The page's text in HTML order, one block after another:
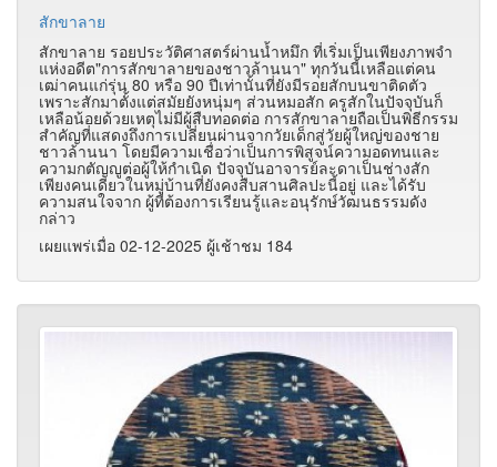
สักขาลาย
สักขาลาย รอยประวัติศาสตร์ผ่านน้ำหมึก ที่เริ่มเป็นเพียงภาพจำ
แห่งอดีต​"การสักขาลายของชาวล้านนา" ทุกวันนี้เหลือแต่คน
เฒ่าคนแก่รุ่น 80 หรือ 90 ปีเท่านั้นที่ยังมีรอยสักบนขาติดตัว
เพราะสักมาตั้งแต่สมัยยังหนุ่มๆ ส่วนหมอสัก ครูสักในปัจจุบันก็
เหลือน้อยด้วยเหตุไม่มีผู้สืบทอดต่อ​ การสักขาลายถือเป็นพิธีกรรม
สำคัญที่แสดงถึงการเปลี่ยนผ่านจากวัยเด็กสู่วัยผู้ใหญ่ของชาย
ชาวล้านนา โดยมีความเชื่อว่าเป็นการพิสูจน์ความอดทนและ
ความกตัญญูต่อผู้ให้กำเนิด ปัจจุบันอาจารย์ละดาเป็นช่างสัก
เพียงคนเดียวในหมู่บ้านที่ยังคงสืบสานศิลปะนี้อยู่ และได้รับ
ความสนใจจาก ผู้ที่ต้องการเรียนรู้และอนุรักษ์วัฒนธรรมดัง
กล่าว
เผยแพร่เมื่อ 02-12-2025 ผู้เช้าชม 184